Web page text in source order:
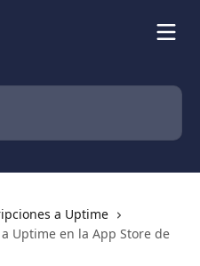
a Uptime
Uptime en la App Store de